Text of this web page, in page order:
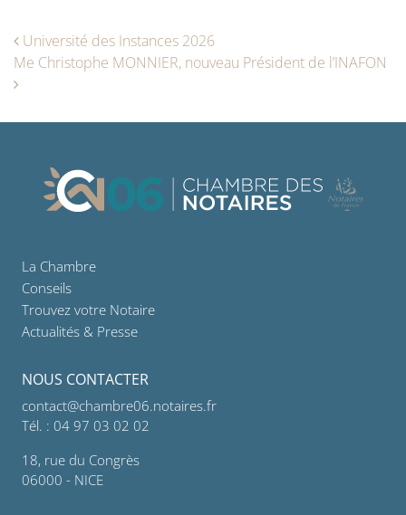
Navigation des articles
Université des Instances 2026
Me Christophe MONNIER, nouveau Président de l’INAFON
La Chambre
Conseils
Trouvez votre Notaire
Actualités & Presse
NOUS CONTACTER
contact@chambre06.notaires.fr
Tél. : 04 97 03 02 02
18, rue du Congrès
06000 - NICE